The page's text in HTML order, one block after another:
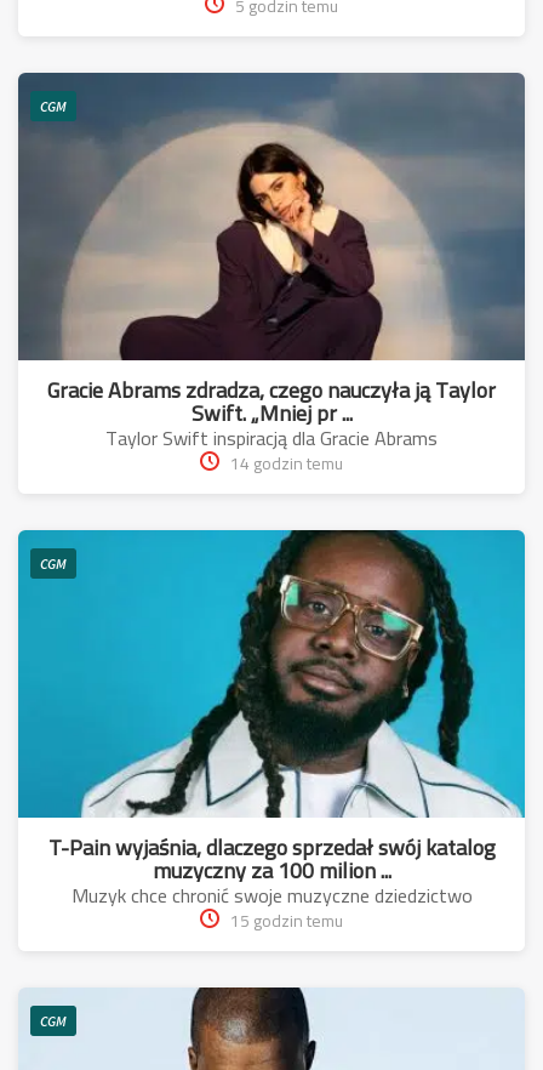
CGM
Gracie Abrams zdradza, czego nauczyła ją Taylor
Swift. „Mniej pr ...
Taylor Swift inspiracją dla Gracie Abrams
14 godzin temu
CGM
T-Pain wyjaśnia, dlaczego sprzedał swój katalog
muzyczny za 100 milion ...
Muzyk chce chronić swoje muzyczne dziedzictwo
15 godzin temu
CGM